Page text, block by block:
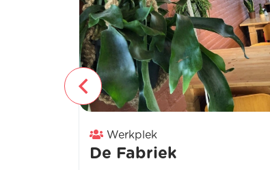
Werkplek
De Fabriek